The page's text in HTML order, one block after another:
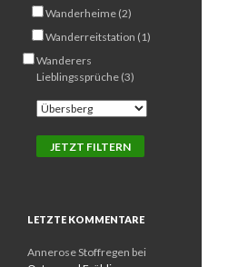
Wanderheime (2)
Wanderreitstation (1)
Wanderers
Lieblingssprüche (3)
LETZTE KOMMENTARE
Annerose Stoffregen bei